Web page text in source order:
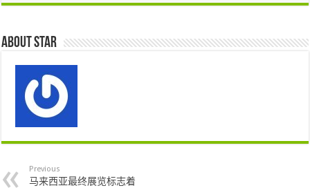
About star
Previous
马来西亚最终展览标志着